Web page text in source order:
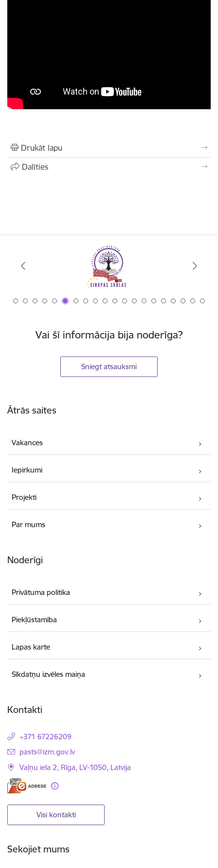
Drukāt lapu
Dalīties
Vai šī informācija bija noderīga?
Sniegt atsauksmi
Ātrās saites
Vakances
Iepirkumi
Projekti
Par mums
Noderīgi
Privātuma politika
Piekļūstamība
Lapas karte
Sīkdatņu izvēles maiņa
Kontakti
+371 67226209
E-pasts:
pasts@izm.gov.lv
Vaļņu iela 2, Rīga, LV-1050, Latvija
Visi kontakti
Sekojiet mums